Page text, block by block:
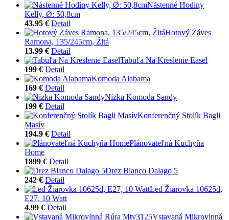
Nástenné Hodiny
Kelly, Ø: 50,8cm
43.95 € Detail
Hotový Záves
Ramona, 135/245cm, Žltá
13.99 € Detail
Tabuľa Na Kreslenie Easel
199 € Detail
Komoda Alabama
169 € Detail
Nízka Komoda Sandy
199 € Detail
Konferenčný Stolík Bagli
Masív
194.9 € Detail
Plánovateľná Kuchyňa
Home
1899 € Detail
Drez Blanco Dalago 5
242 € Detail
Led Žiarovka 10625d,
E27, 10 Watt
4.99 € Detail
Vstavaná Mikrovlnná